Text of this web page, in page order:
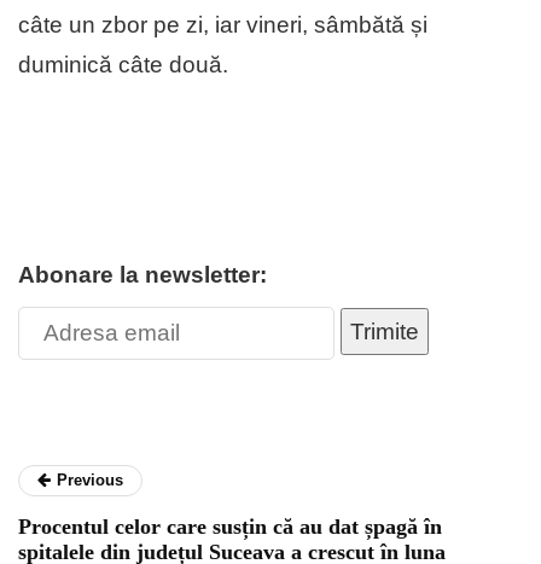
câte un zbor pe zi, iar vineri, sâmbătă și
duminică câte două.
Abonare la newsletter:
Trimite
Previous
Procentul celor care susțin că au dat șpagă în
spitalele din județul Suceava a crescut în luna